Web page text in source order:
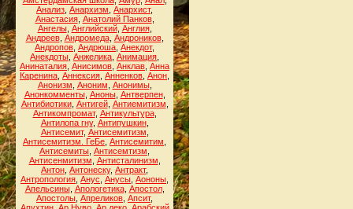
Анализ Анархизм Анархист,
Анастасия, Анатолий Панков,
Ангелы, Английский, Англия,
Андреев, Андромеда, Андроников,
Андропов Андрюша Анекдот,
Анекдоты Анжелика Анимация
Анинаталия Анисимов Анклав Анна
Каренина Аннексия Анненков Анон
Анонизм Аноним Анонимы,
Анонкомменты, Аноны, Антверпен,
Антибиотики, Антигей, Антиемитизм
Антикомпромат, Антикультура,
Антилопа гну, Антипушкин,
Антисемит, Антисемитизм
Антисемитизм. ГеБе Антисемитим
Антисемиты Антисемтизм
Антисенмитизм Антисталинизм
Антон Антонеску, Антракт,
Антропология Анус Анусы Аононы
Апельсины, Апологетика, Апостол,
Апостолы Апреликов Апсит,